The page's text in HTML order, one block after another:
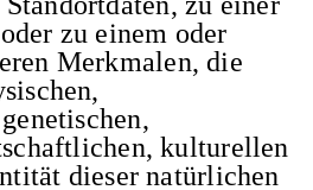
zu einem oder
Merkmalen, die
kulturellen
dieser natürlichen